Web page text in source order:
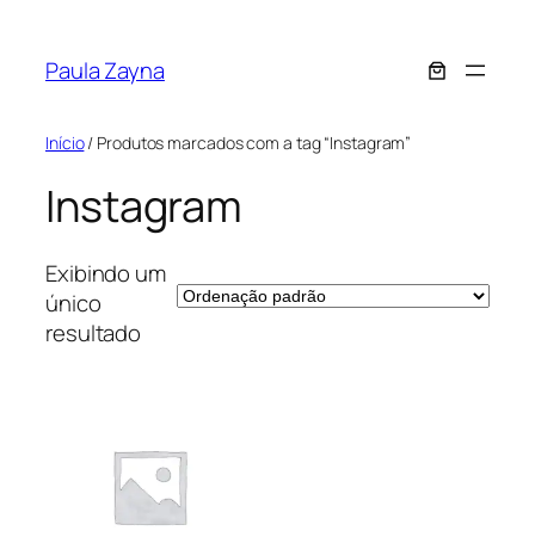
Paula Zayna
Início/ Produtos marcados com a tag “Instagram”
Instagram
Exibindo um
único
resultado